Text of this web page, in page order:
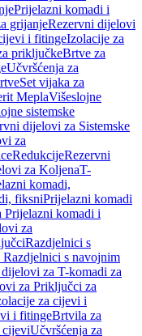
Prijelazni komadi i
grijanjeRezervni dijelovi
i fitingeIzolacije za
priključkeBrtve za
Učvršćenja za
Set vijaka za
MeplaVišeslojne
sistemske
dijelovi za Sistemske
za
RedukcijeRezervni
za KoljenaT-
komadi,
fiksniPrijelazni komadi
Prijelazni komadi i
za
Razdjelnici s
s navojnim
za T-komadi za
za Priključci za
za cijevi i
i fitingeBrtvila za
cijeviUčvršćenja za